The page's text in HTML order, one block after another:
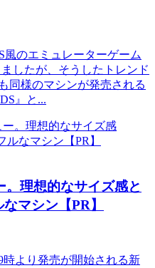
風のエミュレーターゲーム
したが、そうしたトレンド
同様のマシンが発売される
』と...
理想的なサイズ感と
マシン【PR】
時より発売が開始される新